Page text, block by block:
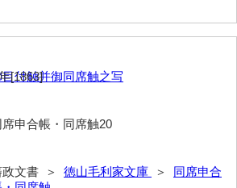
官日誌
控
所日記
所記録
目付触并御同席触之写
席申合帳・同席触20
政文書 ＞ 徳山毛利家文庫 ＞ 同席申合
[1863]